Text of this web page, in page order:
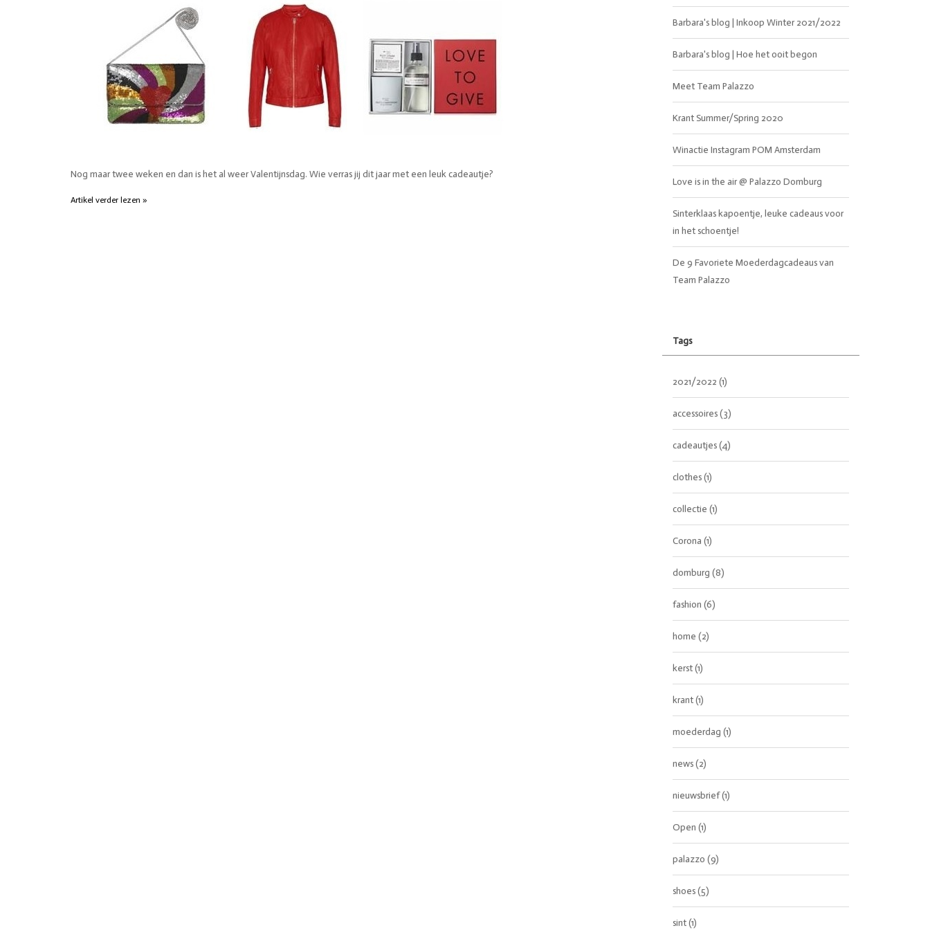
SHIRTS
BLOUSES
TRUIEN
VESTEN
SWIMWEAR
WESTERN BOOT
Nog maar twee weken en dan is het al weer Valentijnsdag. Wie verras jij dit jaar met een leuk cadeautje?
Artikel verder lezen »
Barbara's blog | Inkoop Winter 2021/2022
Barbara's blog | Hoe het ooit begon
Meet Team Palazzo
Krant Summer/Spring 2020
Winactie Instagram POM Amsterdam
Love is in the air @ Palazzo Domburg
Sinterklaas kapoentje, leuke cadeaus voor
in het schoentje!
De 9 Favoriete Moederdagcadeaus van
Team Palazzo
Tags
2021/2022 (1)
accessoires(3)
cadeautjes(4)
clothes(1)
collectie (1)
Corona (1)
domburg (8)
fashion (6)
home (2)
kerst(1)
krant(1)
moederdag (1)
news(2)
nieuwsbrief(1)
Open (1)
palazzo (9)
shoes(5)
sint(1)